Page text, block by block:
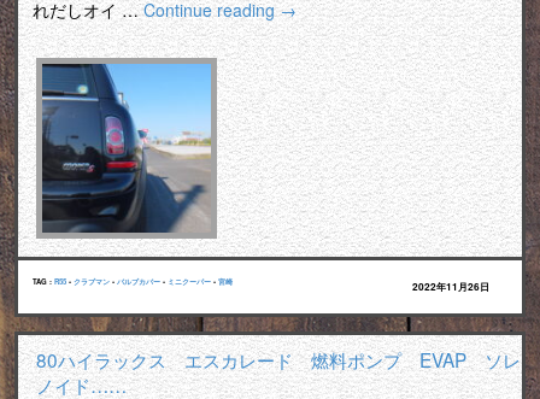
れだしオイ …Continue reading→
TAG : R55 • クラブマン • バルブカバー • ミニクーパー • 宮崎 2022年11月26日
80ハイラックス エスカレード 燃料ポンプ EVAP ソレ
ノイド……